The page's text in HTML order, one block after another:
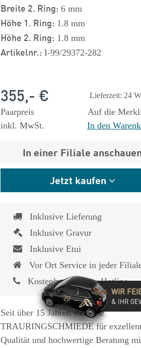
Breite 2. Ring: 6 mm
Höhe 1. Ring: 1.8 mm
Höhe 2. Ring: 1.8 mm
Artikelnr.: I-99/29372-282
Lieferzeit: 24
355,- €
Paarpreis
inkl. MwSt.
Auf die
In den
In einer Filiale anschauen
Jetzt kaufen
Inklusive Lieferung
Inklusive Gravur
Inklusive Etui
Vor Ort Service in jeder
Kostenlose Service-Hotline
Seit über 15 Jahren steht die
TRAURINGSCHMIEDE für
Qualität und hochwertige Beratung
WIR
& IHR